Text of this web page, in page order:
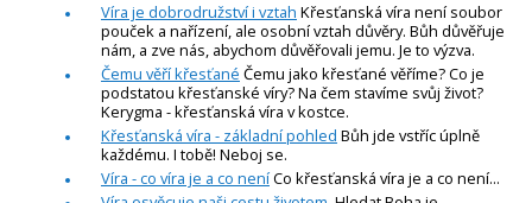
Víra je dobrodružství i vztah Křesťanská víra není soubor
pouček a nařízení, ale osobní vztah důvěry. Bůh důvěřuje
nám, a zve nás, abychom důvěřovali jemu. Je to výzva.
Čemu věří křesťané Čemu jako křesťané věříme? Co je
podstatou křesťanské víry? Na čem stavíme svůj život?
Kerygma - křesťanská víra v kostce.
Křesťanská víra - základní pohled Bůh jde vstříc úplně
každému. I tobě! Neboj se.
Víra - co víra je a co neníCo křesťanská víra je a co není...